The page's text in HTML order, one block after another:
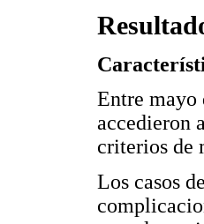
Entre mayo
accedieron
criterios de
Los casos